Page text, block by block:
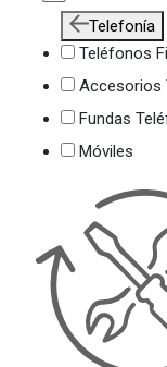
Telefonía
Teléfonos
Accesorios
Fundas
Móviles